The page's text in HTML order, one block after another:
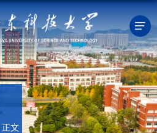
正文